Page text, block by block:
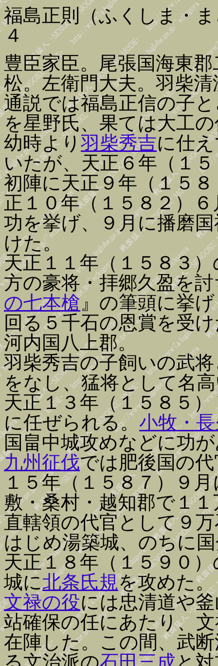
福島正則（ふくしま・
４
豊臣家臣。尾張国海東
松。左衛門大夫。羽柴
通説では福島正信の子
を星野氏、果ては大工
幼時より 羽柴秀吉に仕
いたが、天正６年（１
初陣に天正９年（１５
正１０年（１５８２）６
功を挙げ、９月に播磨
けた。
天正１１年（１５８３）
方の豪将・拝郷久盈を
の七本槍』の筆頭に挙
回る５千石の恩賞を受
河内国八上郡。
羽柴秀吉の子飼いの武
をなし、猛将として名
天正１３年（１５８５
に任ぜられる。 小牧・
国畠中城攻めなどに功
九州征伐では肥後国の
１５年（１５８７）９
敷・桑村・越知郡で１
直轄領の代官として９
はじめ湯築城、のちに
天正１８年（１５９０）
城に北条氏規を攻めた。
文禄の役には忠清道や
站確保の任にあたり、
在陣した。この間、武
る文治派の石田三成と